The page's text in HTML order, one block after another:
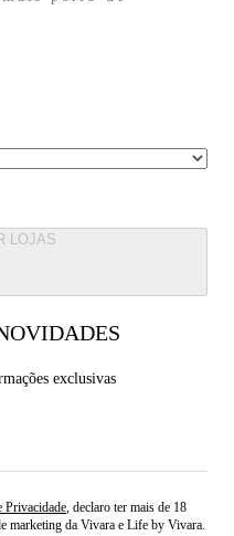
LOJAS
exclusivas
Privacidade, declaro ter mais de 18
marketing da Vivara e Life by Vivara.